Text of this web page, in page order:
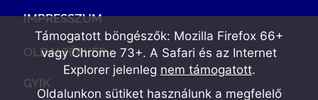
IMPRESSZUM
OLDALTÉRKÉP
GYIK
Támogatott böngészők: Mozilla Firefox 66+
vagy Chrome 73+. A Safari és az Internet
Explorer jelenleg nem támogatott.
Oldalunkon sütiket használunk a megfelelő